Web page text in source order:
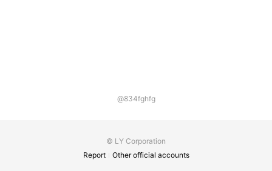
@834fghfg
© LY Corporation
Report
Other official accounts